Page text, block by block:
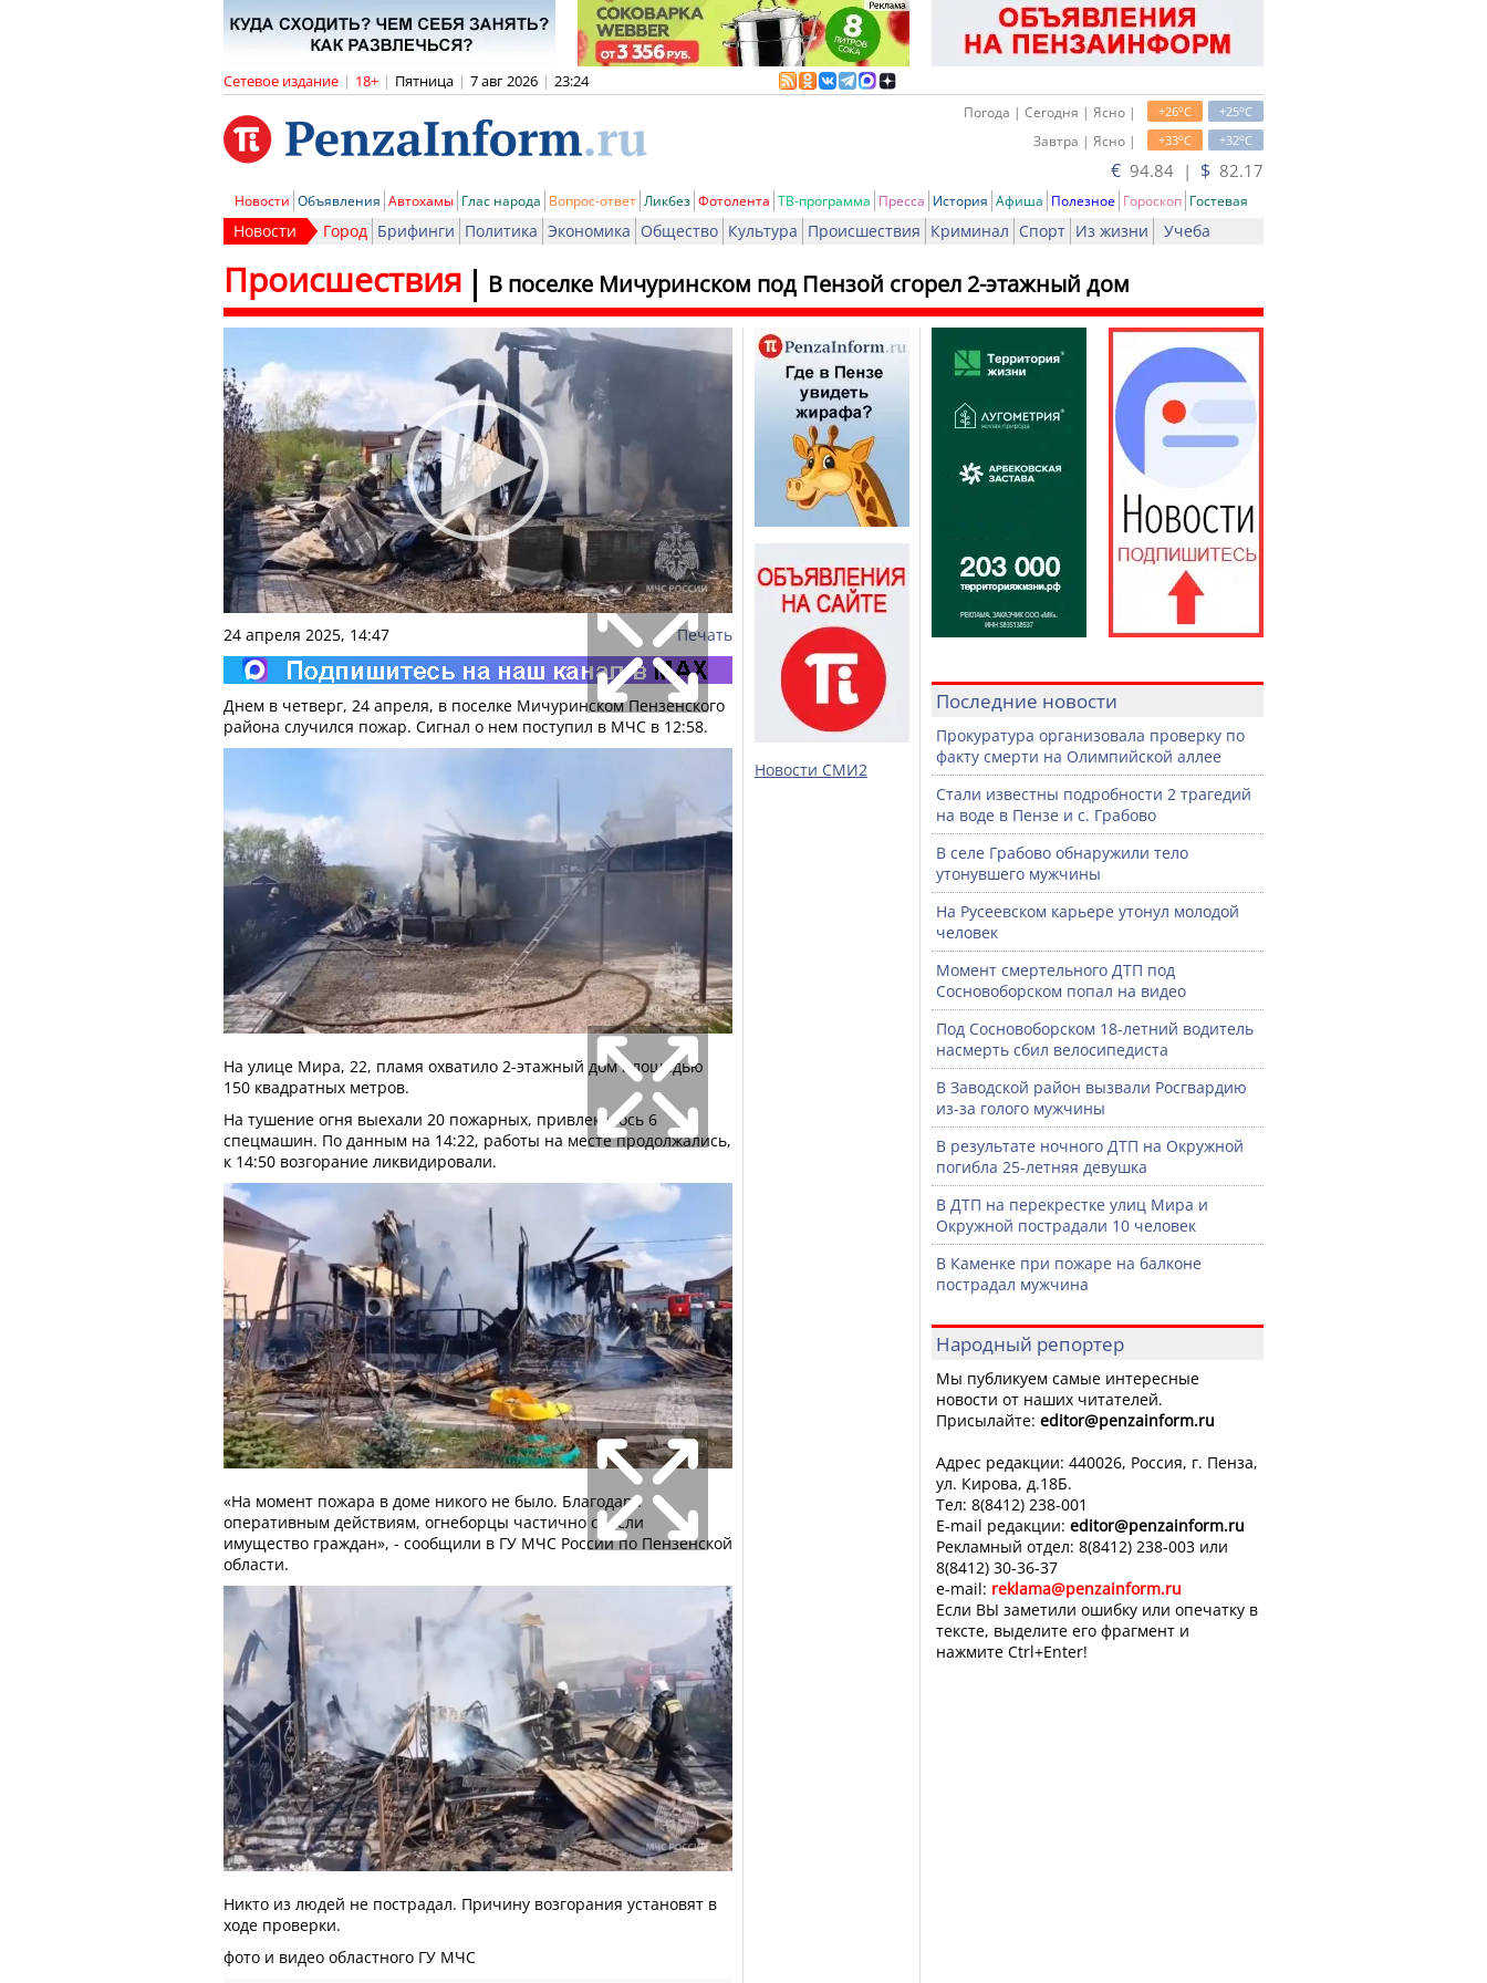
Сетевое издание | 18+ | Пятница | 7 авг 2026 | 23:24
+25oC
+26oC
Погода | Сегодня | Ясно |
+32oC
+33oC
Завтра | Ясно |
€ 94.84 | $ 82.17
Новости Объявления Автохамы Глас народа Вопрос-ответ Ликбез Фотолента ТВ-программа Пресса История Афиша Полезное Гороскоп Гостевая
Новости Город Брифинги Политика Экономика Общество Культура Происшествия Криминал Спорт Из жизни Учеба
В поселке Мичуринском под Пензой сгорел 2-этажный дом
Происшествия
24 апреля 2025, 14:47 Печать
Днем в четверг, 24 апреля, в поселке Мичуринском Пензенского
района случился пожар. Сигнал о нем поступил в МЧС в 12:58.
На улице Мира, 22, пламя охватило 2-этажный дом площадью
150 квадратных метров.
На тушение огня выехали 20 пожарных, привлекалось 6
спецмашин. По данным на 14:22, работы на месте продолжались,
к 14:50 возгорание ликвидировали.
«На момент пожара в доме никого не было. Благодаря
оперативным действиям, огнеборцы частично спасли
имущество граждан», - сообщили в ГУ МЧС России по Пензенской
области.
Никто из людей не пострадал. Причину возгорания установят в
ходе проверки.
фото и видео областного ГУ МЧС
Новости СМИ2
Последние новости
Прокуратура организовала проверку по
факту смерти на Олимпийской аллее
Стали известны подробности 2 трагедий
на воде в Пензе и с. Грабово
В селе Грабово обнаружили тело
утонувшего мужчины
На Русеевском карьере утонул молодой
человек
Момент смертельного ДТП под
Сосновоборском попал на видео
Под Сосновоборском 18-летний водитель
насмерть сбил велосипедиста
В Заводской район вызвали Росгвардию
из-за голого мужчины
В результате ночного ДТП на Окружной
погибла 25-летняя девушка
В ДТП на перекрестке улиц Мира и
Окружной пострадали 10 человек
В Каменке при пожаре на балконе
пострадал мужчина
Народный репортер
Мы публикуем самые интересные
новости от наших читателей.
Присылайте: editor@penzainform.ru
Адрес редакции: 440026, Россия, г. Пенза,
ул. Кирова, д.18Б.
Тел: 8(8412) 238-001
E-mail редакции: editor@penzainform.ru
Рекламный отдел: 8(8412) 238-003 или
8(8412) 30-36-37
e-mail: reklama@penzainform.ru
Если ВЫ заметили ошибку или опечатку в
тексте, выделите его фрагмент и
нажмите Ctrl+Enter!